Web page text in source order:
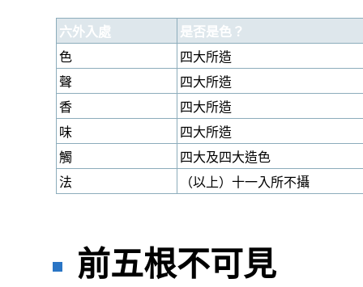
六外入處
是否是色？
色
四大所造
聲
四大所造
香
四大所造
味
四大所造
觸
四大及四大造色
法
（以上）十一入所不攝
前五根不可見